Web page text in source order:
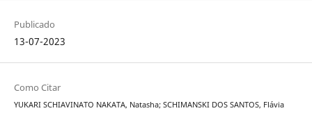
Publicado
13-07-2023
Como Citar
YUKARI SCHIAVINATO NAKATA, Natasha; SCHIMANSKI DOS SANTOS, Flávia